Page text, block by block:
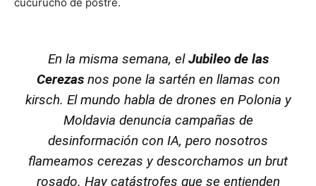
En la misma semana, elJubileo de las
Cerezasnos pone la sartén en llamas con
kirsch. El mundo habla de drones en Polonia y
Moldavia denuncia campañas de
desinformación con IA, pero nosotros
flameamos cerezas y descorchamos un brut
rosado. Hay catástrofes que se entienden